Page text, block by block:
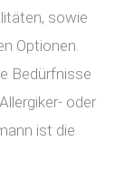
sowie
Optionen.
Bedürfnisse
oder
ist die